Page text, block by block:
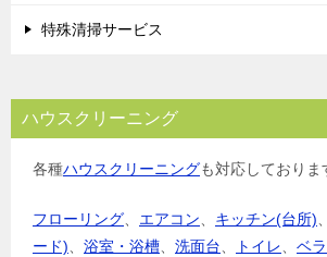
特殊清掃サービス
ハウスクリーニング
各種ハウスクリーニングも対応しておりま
フローリング エアコン キッチン(台所)
ード)
浴室・浴槽 洗面台 トイレ ベ